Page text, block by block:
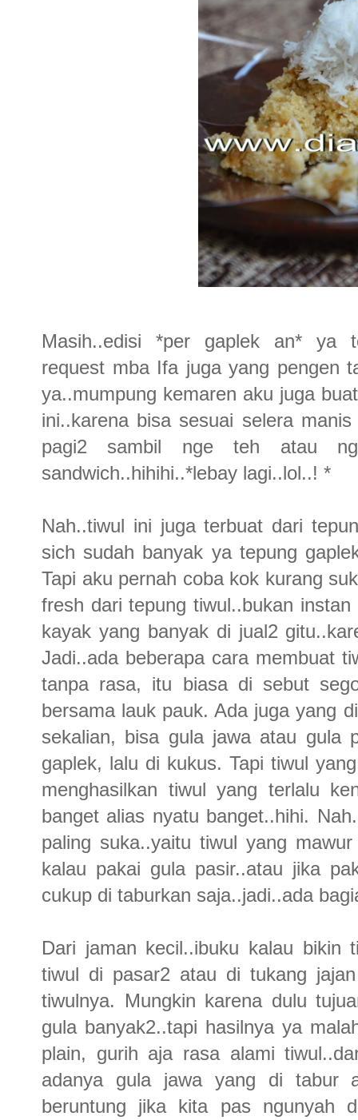
Masih..edisi *per gaplek an* ya
request mba Ifa juga yang pengen
ya..mumpung kemaren aku juga
ini..karena bisa sesuai selera
pagi2 sambil nge teh atau
sandwich..hihihi..*lebay lagi..lol..! *
Nah..tiwul ini juga terbuat dari
sich sudah banyak ya tepung
Tapi aku pernah coba kok kurang
fresh dari tepung tiwul..bukan
kayak yang banyak di jual2
Jadi..ada beberapa cara membuat
tanpa rasa, itu biasa di sebut
bersama lauk pauk. Ada juga yang
sekalian, bisa gula jawa atau gula
gaplek, lalu di kukus. Tapi tiwul
menghasilkan tiwul yang terlalu
banget alias nyatu banget..hihi.
paling suka..yaitu tiwul yang
kalau pakai gula pasir..atau jika
cukup di taburkan saja..jadi..ada
Dari jaman kecil..ibuku kalau bikin
tiwul di pasar2 atau di tukang
tiwulnya. Mungkin karena dulu
gula banyak2..tapi hasilnya ya
plain, gurih aja rasa alami
adanya gula jawa yang di tabur
beruntung jika kita pas ngunyah